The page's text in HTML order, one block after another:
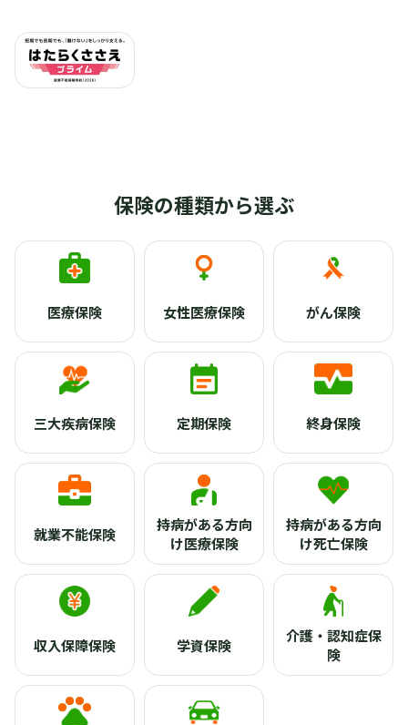
保険の種類から選ぶ
医療保険 女性医療保険 がん保険
三大疾病保険 定期保険 終身保険
就業不能保険
持病がある方向
け医療保険
持病がある方向
け死亡保険
収入保障保険 学資保険
介護・認知症保
険